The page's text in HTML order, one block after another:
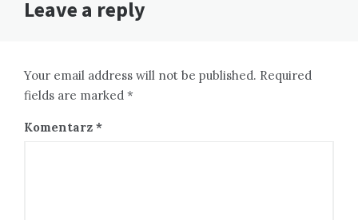
Leave a reply
Your email address will not be published. Required
fields are marked *
Komentarz *